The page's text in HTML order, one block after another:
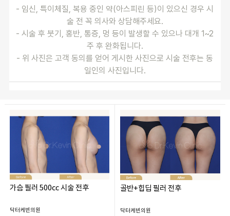
- 임신, 특이체질, 복용 중인 약(아스피린 등)이 있으신 경우 시
술 전 꼭 의사와 상담해주세요.
- 시술 후 붓기, 홍반, 통증, 멍 등이 발생할 수 있으나 대개 1~2
주 후 완화됩니다.
- 위 사진은 고객 동의를 얻어 게시한 사진으로 시술 전후는 동
일인의 사진입니다.
가슴 필러 500cc 시술 전후
닥터케빈의원
골반+힙딥 필러 전후
닥터케빈의원